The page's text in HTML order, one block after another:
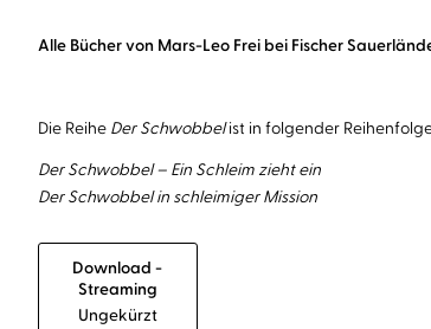
Alle Bücher von Mars-Leo Frei bei Fischer
Die Reihe Der Schwobbelist in folgender
Der Schwobbel – Ein Schleim zieht ein
Der Schwobbel in schleimiger Mission
Download -
Streaming
Ungekürzt